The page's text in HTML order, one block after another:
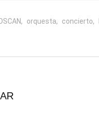
orquesta, concierto,